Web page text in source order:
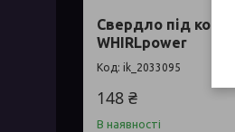
Свердло під
WHIRLpower
ik_2033095
148 ₴
В наявності